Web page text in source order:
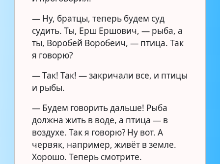
— Ну, братцы, теперь будем суд
судить. Ты, Ерш Ершович, — рыба, а
ты, Воробей Воробеич, — птица. Так
я говорю?
— Так! Так! — закричали все, и птицы
и рыбы.
— Будем говорить дальше! Рыба
должна жить в воде, а птица — в
воздухе. Так я говорю? Ну вот. А
червяк, например, живёт в земле.
Хорошо. Теперь смотрите.